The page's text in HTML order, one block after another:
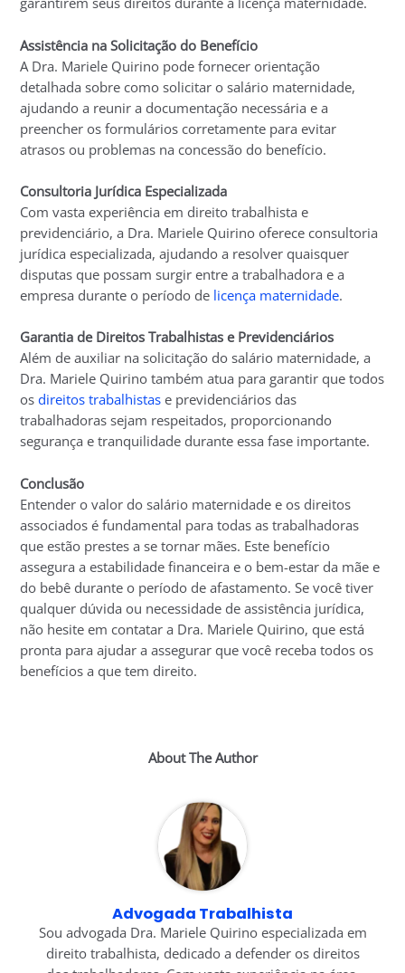
Assistência na Solicitação do Benefício
A Dra. Mariele Quirino pode fornecer orientação
detalhada sobre como solicitar o salário maternidade,
ajudando a reunir a documentação necessária e a
preencher os formulários corretamente para evitar
atrasos ou problemas na concessão do benefício.
Consultoria Jurídica Especializada
Com vasta experiência em direito trabalhista e
previdenciário, a Dra. Mariele Quirino oferece consultoria
jurídica especializada, ajudando a resolver quaisquer
disputas que possam surgir entre a trabalhadora e a
empresa durante o período de licença maternidade.
Garantia de Direitos Trabalhistas e Previdenciários
Além de auxiliar na solicitação do salário maternidade, a
Dra. Mariele Quirino também atua para garantir que todos
osdireitos trabalhistas e previdenciários das
trabalhadoras sejam respeitados, proporcionando
segurança e tranquilidade durante essa fase importante.
Conclusão
Entender o valor do salário maternidade e os direitos
associados é fundamental para todas as trabalhadoras
que estão prestes a se tornar mães. Este benefício
assegura a estabilidade financeira e o bem-estar da mãe e
do bebê durante o período de afastamento. Se você tiver
qualquer dúvida ou necessidade de assistência jurídica,
não hesite em contatar a Dra. Mariele Quirino, que está
pronta para ajudar a assegurar que você receba todos os
benefícios a que tem direito.
About The Author
Advogada Trabalhista
Sou advogada Dra. Mariele Quirino especializada em
direito trabalhista, dedicado a defender os direitos